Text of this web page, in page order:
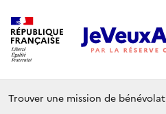
Trouver une mission de bénévolat